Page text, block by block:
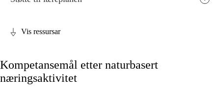
Kjerneelement
Tverrfaglege tema
Vis ressursar
Kompetansemål etter naturbasert
næringsaktivitet